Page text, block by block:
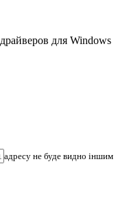
для Windows
адресу не буде видно іншим